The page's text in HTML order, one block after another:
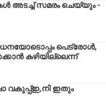
അടച്ച് സമരം ചെയ്യും -
പെട്രോൾ,
കഴിയില്ലെന്ന്
വകുപ്പ്ഇ,നി ഇതും